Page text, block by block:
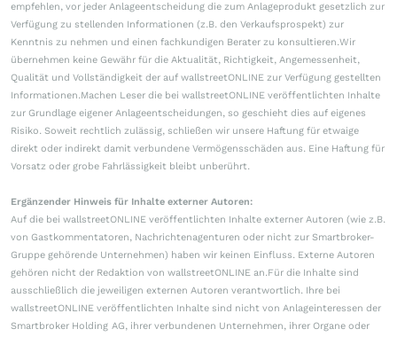
empfehlen, vor jeder Anlageentscheidung die zum Anlageprodukt gesetzlich zur
Verfügung zu stellenden Informationen (z.B. den Verkaufsprospekt) zur
Kenntnis zu nehmen und einen fachkundigen Berater zu konsultieren.Wir
übernehmen keine Gewähr für die Aktualität, Richtigkeit, Angemessenheit,
Qualität und Vollständigkeit der auf wallstreetONLINE zur Verfügung gestellten
Informationen.Machen Leser die bei wallstreetONLINE veröffentlichten Inhalte
zur Grundlage eigener Anlageentscheidungen, so geschieht dies auf eigenes
Risiko. Soweit rechtlich zulässig, schließen wir unsere Haftung für etwaige
direkt oder indirekt damit verbundene Vermögensschäden aus. Eine Haftung für
Vorsatz oder grobe Fahrlässigkeit bleibt unberührt.
Ergänzender Hinweis für Inhalte externer Autoren:
Auf die bei wallstreetONLINE veröffentlichten Inhalte externer Autoren (wie z.B.
von Gastkommentatoren, Nachrichtenagenturen oder nicht zur Smartbroker-
Gruppe gehörende Unternehmen) haben wir keinen Einfluss. Externe Autoren
gehören nicht der Redaktion von wallstreetONLINE an.Für die Inhalte sind
ausschließlich die jeweiligen externen Autoren verantwortlich. Ihre bei
wallstreetONLINE veröffentlichten Inhalte sind nicht von Anlageinteressen der
Smartbroker Holding AG, ihrer verbundenen Unternehmen, ihrer Organe oder